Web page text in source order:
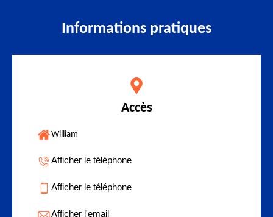
Informations pratiques
Accès
William
Afficher le téléphone
Afficher le téléphone
Afficher l'email